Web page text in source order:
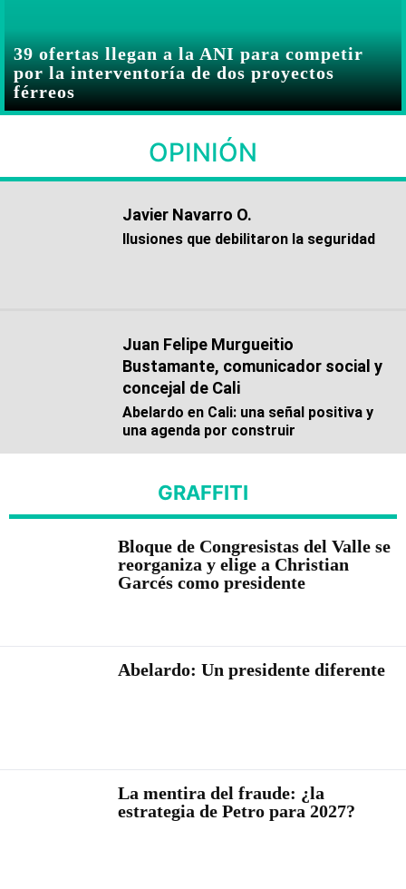
39 ofertas llegan a la ANI para competir
por la interventoría de dos proyectos
férreos
OPINIÓN
Javier Navarro O.
Ilusiones que debilitaron la seguridad
Juan Felipe Murgueitio
Bustamante, comunicador social y
concejal de Cali
Abelardo en Cali: una señal positiva y
una agenda por construir
GRAFFITI
Bloque de Congresistas del Valle se
reorganiza y elige a Christian
Garcés como presidente
Abelardo: Un presidente diferente
La mentira del fraude: ¿la
estrategia de Petro para 2027?